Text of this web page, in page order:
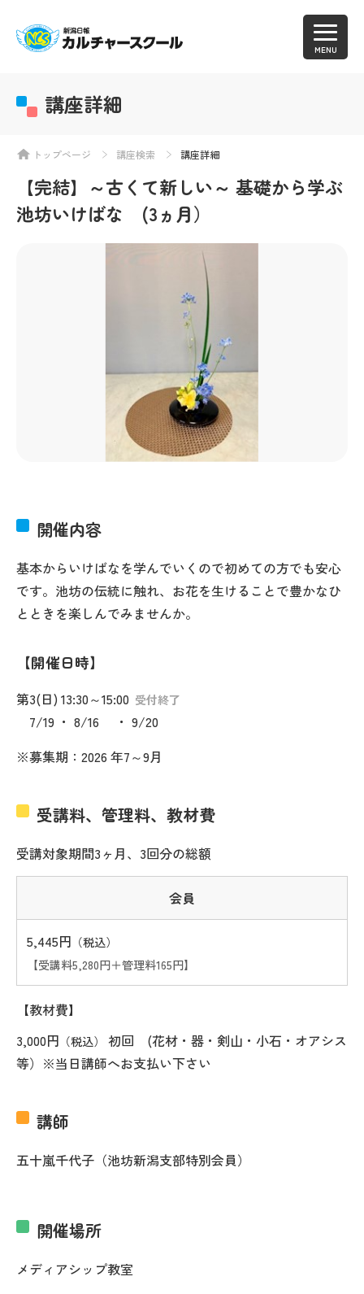
MENU
講座詳細
トップページ 講座検索 講座詳細
【完結】～古くて新しい～ 基礎から学ぶ
池坊いけばな (3ヵ月）
開催内容
基本からいけばなを学んでいくので初めての方でも安心
です。池坊の伝統に触れ、お花を生けることで豊かなひ
とときを楽しんでみませんか。
開催日時
第3(日) 13:30～15:00 受付終了
7/19 ・ 8/16 ・ 9/20
※募集期：2026 年7～9月
受講料、管理料、教材費
受講対象期間3ヶ月、3回分の総額
会員
5,445円 （税込）
【受講料5,280円＋管理料165円】
【教材費】
3,000円 （税込）
初回 (花材・器・剣山・小石・オアシス
等）※当日講師へお支払い下さい
講師
五十嵐千代子（池坊新潟支部特別会員）
開催場所
メディアシップ教室